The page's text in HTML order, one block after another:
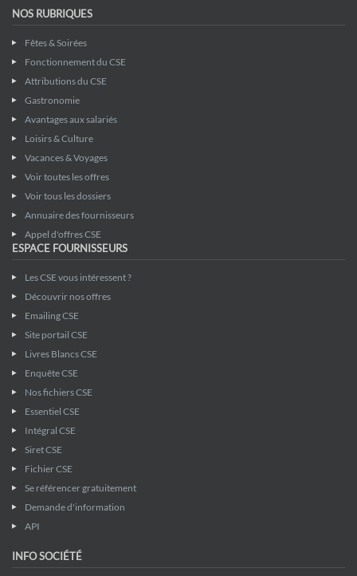
NOS RUBRIQUES
Fêtes & Soirées
Fonctionnement du CSE
Attributions du CSE
Gastronomie
Avantages aux salariés
Loisirs & Culture
Vacances & Voyages
Voir toutes les offres
Voir tous les dossiers
Annuaire des fournisseurs
Appel d'offres CSE
ESPACE FOURNISSEURS
Les CSE vous intéressent ?
Découvrir nos offres
Emailing CSE
Site portail CSE
Livres Blancs CSE
Enquête CSE
Nos fichiers CSE
Essentiel CSE
Intégral CSE
Siret CSE
Fichier CSE
Se référencer gratuitement
Demande d'information
API
INFO SOCIÉTÉ